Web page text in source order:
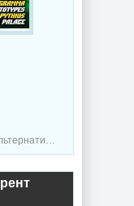
/ Дабстеп музыка / Сборник музыка / Музыка 2019 года